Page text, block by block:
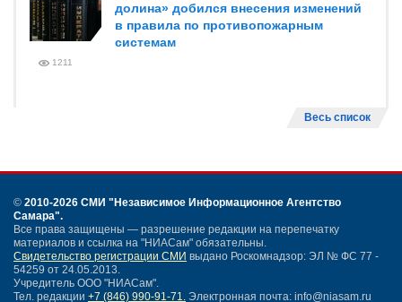
долина» добился внесения изменений
в правила по противопожарным
системам
1211
Весь список
© 2010-2026 СМИ "Независимое Информационное Агентство
Самара".
Все права защищены — разрешение редакции на перепечатку
материалов и ссылка на "НИАСам" обязательны.
Свидетельство регистрации СМИ выдано Роскомнадзор: ЭЛ № ФС 77 -
54259 от 24.05.2013.
Учредитель ООО "НИАСам".
Тел. редакции +7 (846) 990-91-71. Электронная почта: info@niasam.ru